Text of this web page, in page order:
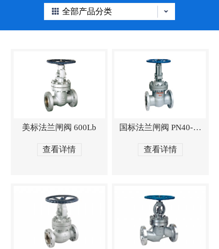
全部产品分类
美标法兰闸阀 600Lb
查看详情
国标法兰闸阀 PN40-PN64
查看详情